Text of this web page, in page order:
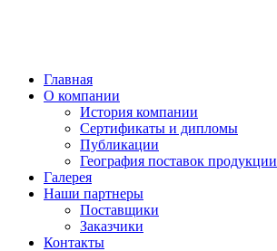
Главная
О компании
История компании
Сертификаты и дипломы
Публикации
География поставок продукции
Галерея
Наши партнеры
Поставщики
Заказчики
Контакты